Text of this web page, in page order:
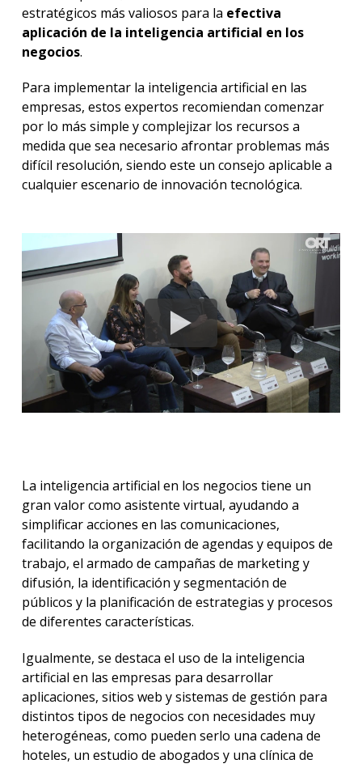
estratégicos más valiosos para la efectiva
aplicación de la inteligencia artificial en los
negocios.
Para implementar la inteligencia artificial en las
empresas, estos expertos recomiendan comenzar
por lo más simple y complejizar los recursos a
medida que sea necesario afrontar problemas más
difícil resolución, siendo este un consejo aplicable a
cualquier escenario de innovación tecnológica.
La inteligencia artificial en los negocios tiene un
gran valor como asistente virtual, ayudando a
simplificar acciones en las comunicaciones,
facilitando la organización de agendas y equipos de
trabajo, el armado de campañas de marketing y
difusión, la identificación y segmentación de
públicos y la planificación de estrategias y procesos
de diferentes características.
Igualmente, se destaca el uso de la inteligencia
artificial en las empresas para desarrollar
aplicaciones, sitios web y sistemas de gestión para
distintos tipos de negocios con necesidades muy
heterogéneas, como pueden serlo una cadena de
hoteles, un estudio de abogados y una clínica de